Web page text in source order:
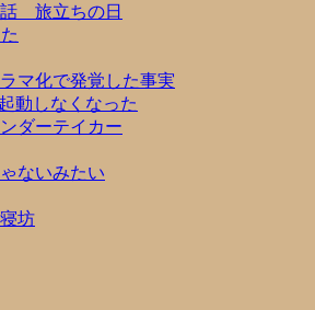
話 旅立ちの日
マ化で発覚した事実
動しなくなった
ダーテイカー
ないみたい
坊